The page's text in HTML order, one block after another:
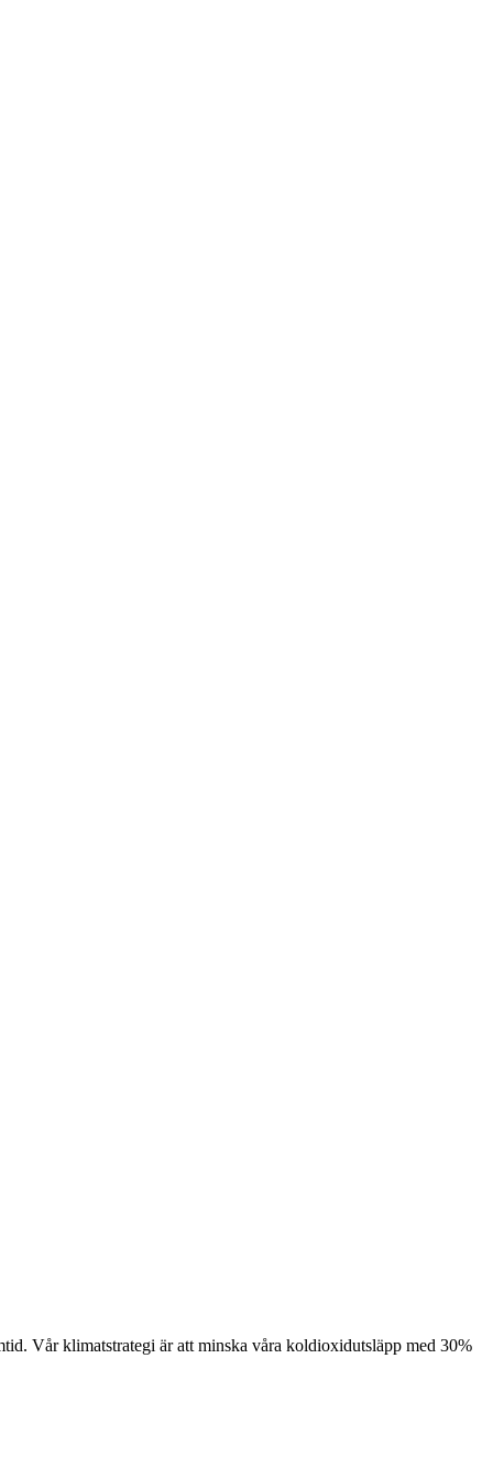
Vår klimatstrategi är att minska våra koldioxidutsläpp med 30%